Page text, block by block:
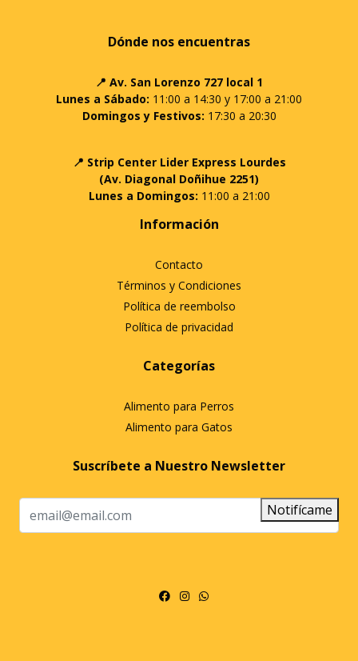
Dónde nos encuentras
📍 Av. San Lorenzo 727 local 1
Lunes a Sábado: 11:00 a 14:30 y 17:00 a 21:00
Domingos y Festivos: 17:30 a 20:30
📍 Strip Center Lider Express Lourdes
(Av. Diagonal Doñihue 2251)
Lunes a Domingos: 11:00 a 21:00
Información
Contacto
Términos y Condiciones
Política de reembolso
Política de privacidad
Categorías
Alimento para Perros
Alimento para Gatos
Suscríbete a Nuestro Newsletter
Notifícame